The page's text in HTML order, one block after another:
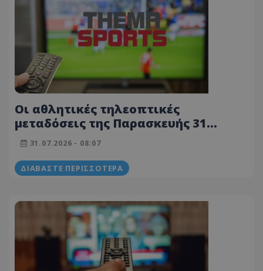
Οι αθλητικές τηλεοπτικές
μεταδόσεις της Παρασκευής 31
Ιουλίου
31.07.2026 - 08:07
ΔΙΑΒΆΣΤΕ ΠΕΡΙΣΣΌΤΕΡΑ